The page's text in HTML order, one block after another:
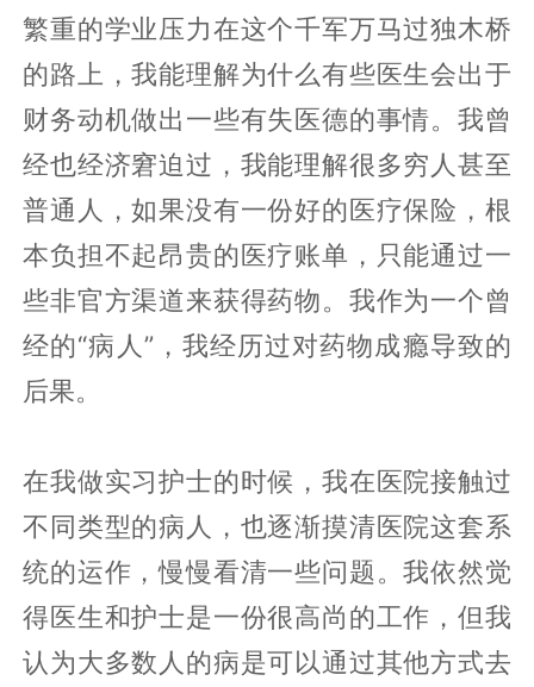
繁重的学业压力在这个千军万马过独木桥
的路上，我能理解为什么有些医生会出于
财务动机做出一些有失医德的事情。我曾
经也经济窘迫过，我能理解很多穷人甚至
普通人，如果没有一份好的医疗保险，根
本负担不起昂贵的医疗账单，只能通过一
些非官方渠道来获得药物。我作为一个曾
经的“病人”，我经历过对药物成瘾导致的
后果。
在我做实习护士的时候，我在医院接触过
不同类型的病人，也逐渐摸清医院这套系
统的运作，慢慢看清一些问题。我依然觉
得医生和护士是一份很高尚的工作，但我
认为大多数人的病是可以通过其他方式去